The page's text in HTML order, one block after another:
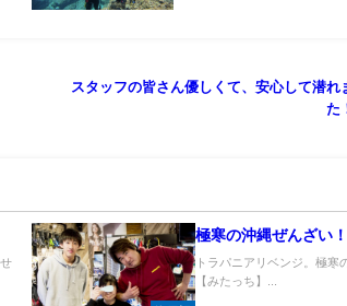
スタッフの皆さん優しくて、安心して潜れ
た
極寒の沖縄ぜんざい
トラパニアリベンジ。極寒
【みたっち】...